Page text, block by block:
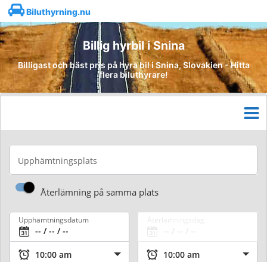
Biluthyrning.nu
Billig hyrbil i Snina
Billigast och bäst pris på hyra bil i Snina, Slovakien - Hitta
flera biluthyrare!
Upphämtningsplats
Återlämning på samma plats
Upphämtningsdatum